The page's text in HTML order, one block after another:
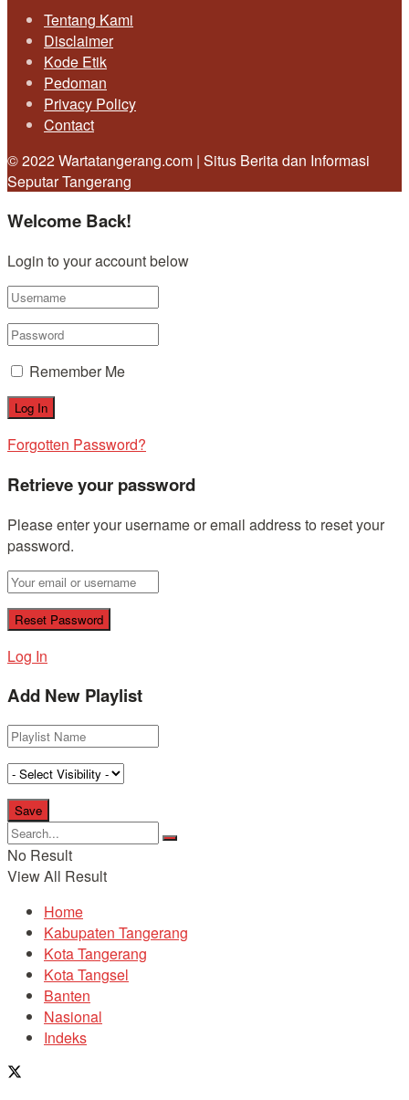
Tentang Kami
Disclaimer
Kode Etik
Pedoman
Privacy Policy
Contact
© 2022 Wartatangerang.com | Situs Berita dan Informasi
Seputar Tangerang
Welcome Back!
Login to your account below
Remember Me
Forgotten Password?
Retrieve your password
Please enter your username or email address to reset your
password.
Log In
Add New Playlist
No Result
View All Result
Home
Kabupaten Tangerang
Kota Tangerang
Kota Tangsel
Banten
Nasional
Indeks